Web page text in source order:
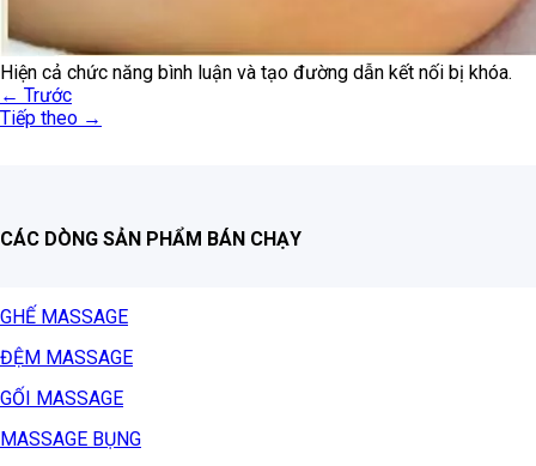
Hiện cả chức năng bình luận và tạo đường dẫn kết nối bị khóa.
← Trước
Tiếp theo →
CÁC DÒNG SẢN PHẨM BÁN CHẠY
GHẾ MASSAGE
ĐỆM MASSAGE
GỐI MASSAGE
MASSAGE BỤNG